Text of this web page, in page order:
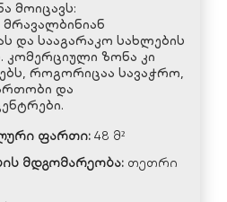
მოიცავს:
და სააგარაკო სახლების
კომერციული ზონა კი
როგორიცაა სავაჭრო,
და
ფართი: 48 მ²
მდგომარეობა: თეთრი